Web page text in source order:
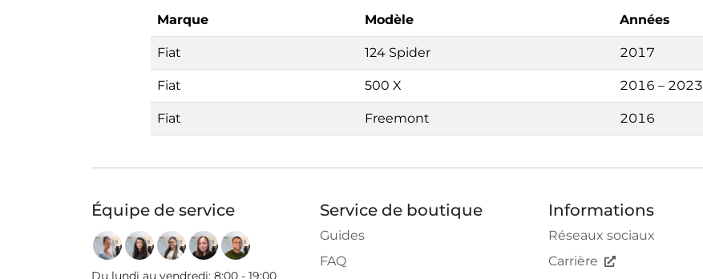
Marque Modèle Années
Fiat 124 Spider 2017
Fiat 500 X 2016 – 2023
Fiat Freemont 2016
Équipe de service
Du lundi au vendredi: 8:00 - 19:00
Service de boutique
Guides
FAQ
Informations
Réseaux sociaux
Carrière